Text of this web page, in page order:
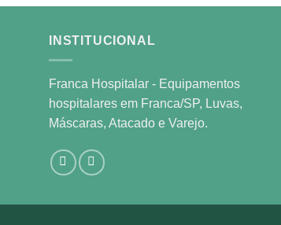
INSTITUCIONAL
Franca Hospitalar - Equipamentos
hospitalares em Franca/SP, Luvas,
Máscaras, Atacado e Varejo.